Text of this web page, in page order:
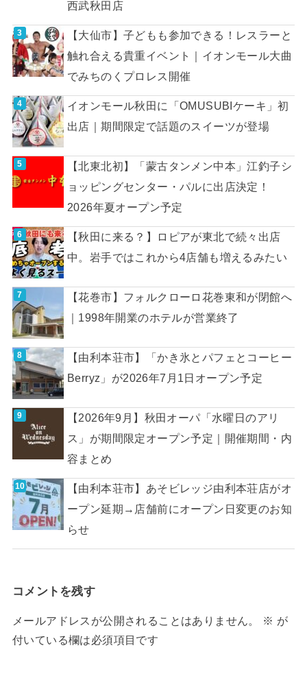
西武秋田店
【大仙市】子どもも参加できる！レスラーと
触れ合える貴重イベント｜イオンモール大曲
でみちのくプロレス開催
イオンモール秋田に「OMUSUBIケーキ」初
出店｜期間限定で話題のスイーツが登場
【北東北初】「蒙古タンメン中本」江釣子シ
ョッピングセンター・パルに出店決定！
2026年夏オープン予定
【秋田に来る？】ロピアが東北で続々出店
中。岩手ではこれから4店舗も増えるみたい
【花巻市】フォルクローロ花巻東和が閉館へ
｜1998年開業のホテルが営業終了
【由利本荘市】「かき氷とパフェとコーヒー
Berryz」が2026年7月1日オープン予定
【2026年9月】秋田オーパ「水曜日のアリ
ス」が期間限定オープン予定｜開催期間・内
容まとめ
【由利本荘市】あそビレッジ由利本荘店がオ
ープン延期→店舗前にオープン日変更のお知
らせ
コメントを残す
メールアドレスが公開されることはありません。 ※ が
付いている欄は必須項目です